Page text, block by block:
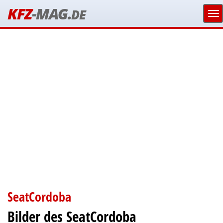
KFZ-MAG.DE
SeatCordoba
Bilder des SeatCordoba